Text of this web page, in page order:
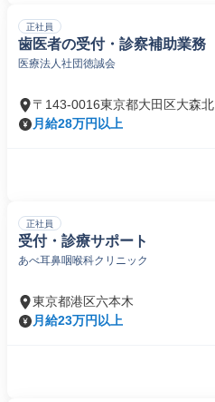
正社員
歯医者の受付・診察補助業務
医療法人社団徳誠会
〒143-0016東京都大田区大森北
月給28万円以上
正社員
受付・診療サポート
あべ耳鼻咽喉科クリニック
東京都港区六本木
月給23万円以上